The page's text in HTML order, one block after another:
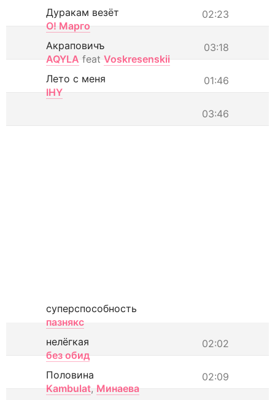
02:23
Дуракам везёт
О! Марго
03:18
Акраповичъ
AQYLA feat Voskresenskii
01:46
Лето с меня
IHY
03:46
суперспособность
пазнякс
02:02
нелёгкая
без обид
02:09
Половина
Kambulat, Минаева